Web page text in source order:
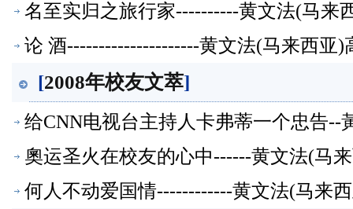
名至实归之旅行家----------黄文法(马来
论 酒---------------------黄文法(马来西亚)
[2008年校友文萃]
给CNN电视台主持人卡弗蒂一个忠告--
奧运圣火在校友的心中------黄文法(马
何人不动爱国情------------黄文法(马来